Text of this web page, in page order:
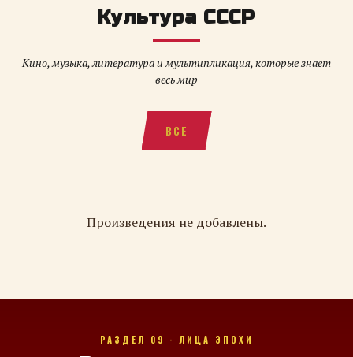
Культура СССР
Кино, музыка, литература и мультипликация, которые знает
весь мир
ВСЕ
Произведения не добавлены.
РАЗДЕЛ 09 · ЛИЦА ЭПОХИ